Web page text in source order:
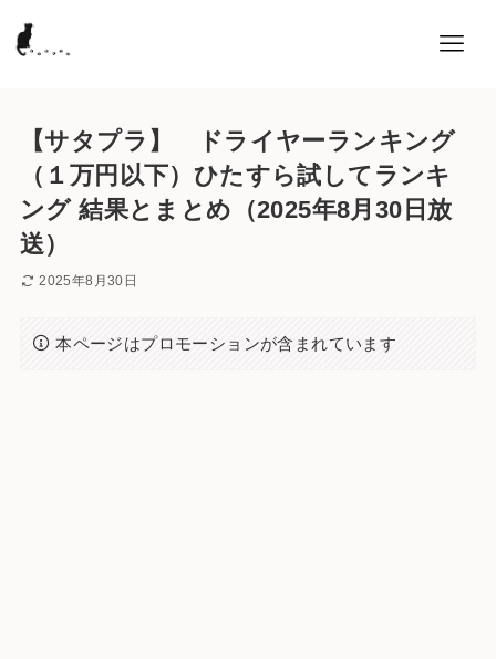
【サタプラ】 ドライヤーランキング
（１万円以下）ひたすら試してランキ
ング 結果とまとめ（2025年8月30日放
送）
2025年8月30日
本ページはプロモーションが含まれています